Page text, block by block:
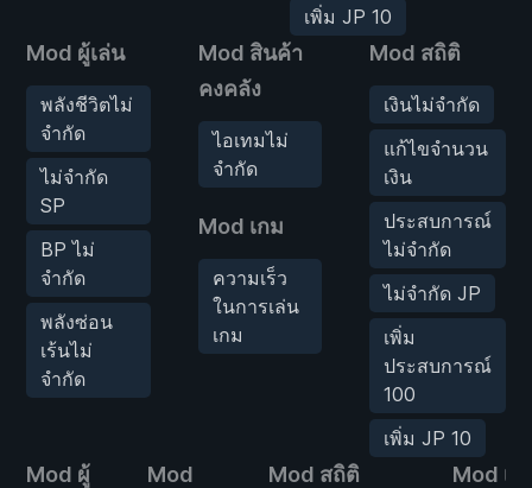
เพิ่ม JP 10
Mod ผู้เล่น
พลังชีวิตไม่
จำกัด
ไม่จำกัด
SP
BP ไม่
จำกัด
พลังซ่อน
เร้นไม่
จำกัด
Mod สินค้า
คงคลัง
ไอเทมไม่
จำกัด
Mod เกม
ความเร็ว
ในการเล่น
เกม
Mod สถิติ
เงินไม่จำกัด
แก้ไขจำนวน
เงิน
ประสบการณ์
ไม่จำกัด
ไม่จำกัด JP
เพิ่ม
ประสบการณ์
100
เพิ่ม JP 10
Mod ผู้
Mod
Mod สถิติ Mod เก